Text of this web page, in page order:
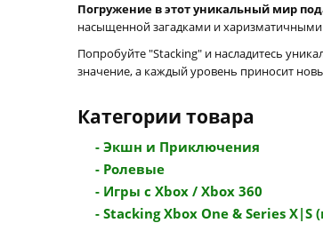
Погружение в этот уникальный мир
насыщенной загадками и
Попробуйте "Stacking" и насладитесь
значение, а каждый уровень приносит
Категории товара
- Экшн и Приключения
- Ролевые
- Игры с Xbox / Xbox 360
- Stacking Xbox One & Series X|S